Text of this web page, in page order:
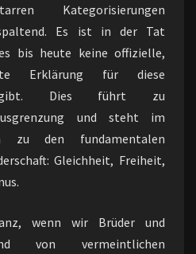
Kategorisierungen
Es ist in der Tat
bis heute keine offizielle,
Erklärung für diese
gibt. Dies führt zu
und steht im
zu den fundamentalen
Gleichheit, Freiheit,
wenn wir Brüder und
von vermeintlichen